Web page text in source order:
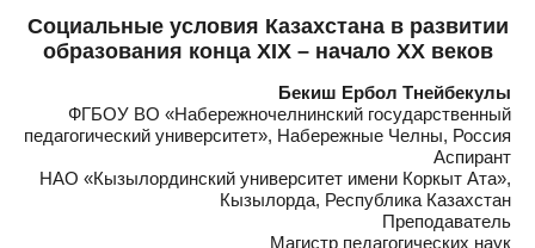
Социальные условия Казахстана в развитии
образования конца XIX – начало XX веков
Бекиш Ербол Тнейбекулы
ФГБОУ ВО «Набережночелнинский государственный
педагогический университет», Набережные Челны, Россия
Аспирант
НАО «Кызылординский университет имени Коркыт Ата»,
Кызылорда, Республика Казахстан
Преподаватель
Магистр педагогических наук